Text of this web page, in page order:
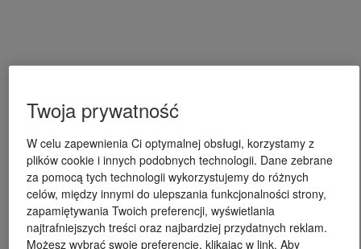
Twoja prywatność
W celu zapewnienia Ci optymalnej obsługi, korzystamy z
plików cookie i innych podobnych technologii. Dane zebrane
za pomocą tych technologii wykorzystujemy do różnych
celów, między innymi do ulepszania funkcjonalności strony,
zapamiętywania Twoich preferencji, wyświetlania
najtrafniejszych treści oraz najbardziej przydatnych reklam.
Możesz wybrać swoje preferencje, klikając w link. Aby